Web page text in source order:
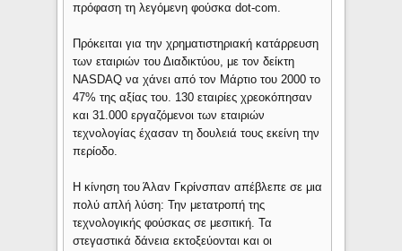
πρόφαση τη λεγόμενη φούσκα dot-com.
Πρόκειται για την χρηματιστηριακή κατάρρευση
των εταιριών του Διαδικτύου, με τον δείκτη
NASDAQ να χάνει από τον Μάρτιο του 2000 το
47% της αξίας του. 130 εταιρίες χρεοκόπησαν
και 31.000 εργαζόμενοι των εταιριών
τεχνολογίας έχασαν τη δουλειά τους εκείνη την
περίοδο.
Η κίνηση του Άλαν Γκρίνσπαν απέβλεπε σε μια
πολύ απλή λύση: Την μετατροπή της
τεχνολογικής φούσκας σε μεσιτική. Τα
στεγαστικά δάνεια εκτοξεύονται και οι